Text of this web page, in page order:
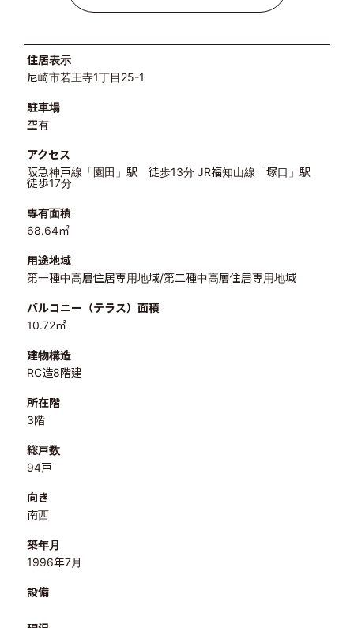
住居表示
尼崎市若王寺1丁目25-1
駐車場
空有
アクセス
阪急神戸線「園田」駅 徒歩13分 JR福知山線「塚口」駅
徒歩17分
専有面積
68.64㎡
用途地域
第一種中高層住居専用地域/第二種中高層住居専用地域
バルコニー（テラス）面積
10.72㎡
建物構造
RC造8階建
所在階
3階
総戸数
94戸
向き
南西
築年月
1996年7月
設備